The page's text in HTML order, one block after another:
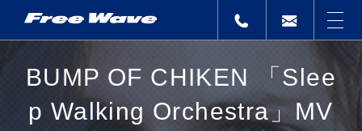
BUMP OF CHIKEN 「Slee
p Walking Orchestra」MV